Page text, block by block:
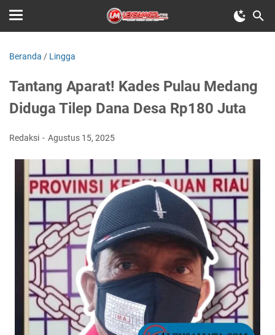
Beranda / Lingga
Tantang Aparat! Kades Pulau Medang
Diduga Tilep Dana Desa Rp180 Juta
Redaksi Agustus 15, 2025